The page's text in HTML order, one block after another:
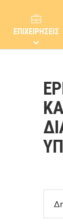
ΕΠΙΧΕΙΡΗΣΕΙΣ